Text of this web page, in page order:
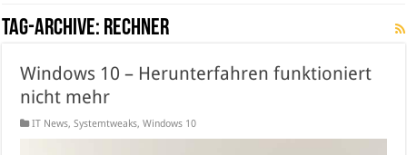
Tag-Archive: Rechner
Windows 10 – Herunterfahren funktioniert
nicht mehr
IT News,Systemtweaks,Windows 10